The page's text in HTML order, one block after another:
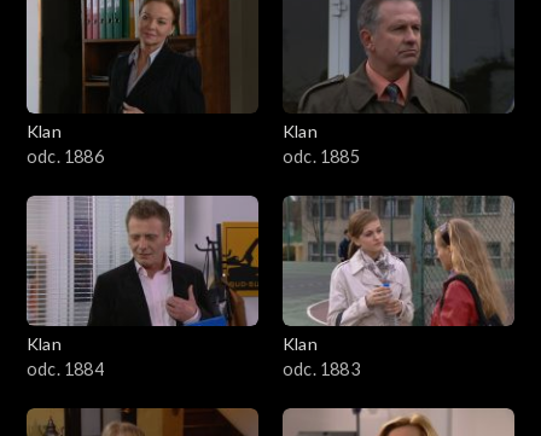
2101–2200
2001–2100
1901–2000
1801–1900
1701–1800
1601–1700
1501–1600
Klan
odc. 1886
Klan
odc. 1885
Klan
odc. 1884
Klan
odc. 1883